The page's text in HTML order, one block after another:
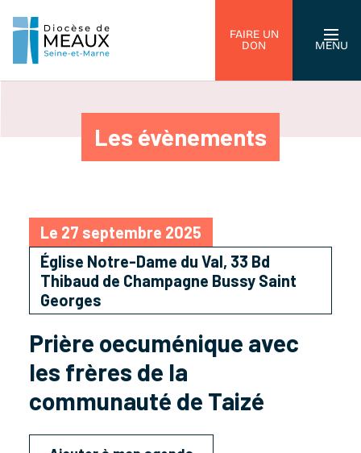
FAIRE UN
DON
MENU
Les évènements
Le 27 septembre 2025
Église Notre-Dame du Val, 33 Bd
Thibaud de Champagne Bussy Saint
Georges
Prière oecuménique avec
les frères de la
communauté de Taizé